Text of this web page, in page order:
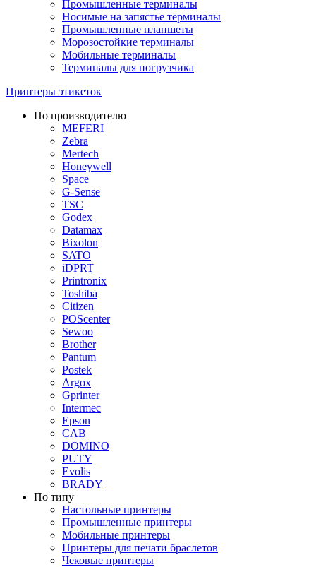
Промышленные терминалы
Носимые на запястье терминалы
Промышленные планшеты
Морозостойкие терминалы
Мобильные терминалы
Терминалы для погрузчика
Принтеры этикеток
По производителю
MEFERI
Zebra
Mertech
Honeywell
Space
G-Sense
TSC
Godex
Datamax
Bixolon
SATO
iDPRT
Printronix
Toshiba
Citizen
POScenter
Sewoo
Brother
Pantum
Postek
Argox
Gprinter
Intermec
Epson
CAB
DOMINO
PUTY
Evolis
BRADY
По типу
Настольные принтеры
Промышленные принтеры
Мобильные принтеры
Принтеры для печати браслетов
Чековые принтеры